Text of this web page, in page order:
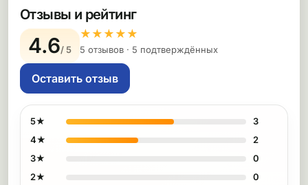
Отзывы и рейтинг
4.6/ 5
★ ★ ★ ★ ★
5 отзывов · 5 подтверждённых
Оставить отзыв
5★
3
4★
2
3★
0
2★
0